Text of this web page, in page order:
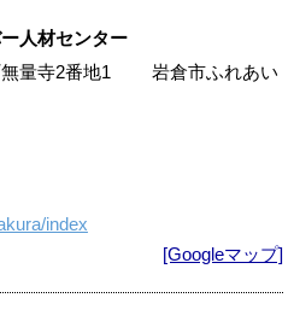
人材センター
量寺2番地1 岩倉市ふれあい
index
[Googleマップ]